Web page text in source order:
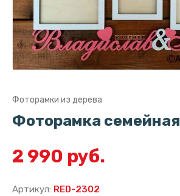
Фоторамки из дерева
Фоторамка семейная
2 990 руб.
Артикул: RED-2302